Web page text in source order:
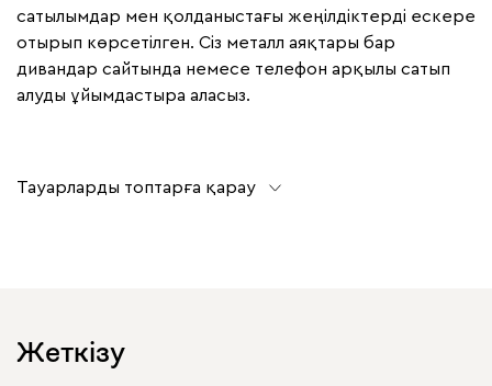
сатылымдар мен қолданыстағы жеңілдіктерді ескере
отырып көрсетілген. Сіз металл аяқтары бар
дивандар сайтында немесе телефон арқылы сатып
алуды ұйымдастыра аласыз.
Тауарларды топтарға қарау
Жеткізу